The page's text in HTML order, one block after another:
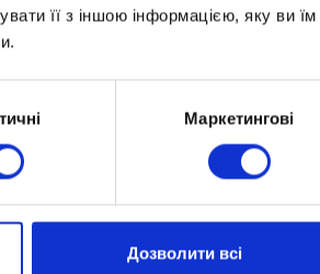
її з іншою інформацією, яку ви їм
Маркетингові
Дозволити всі